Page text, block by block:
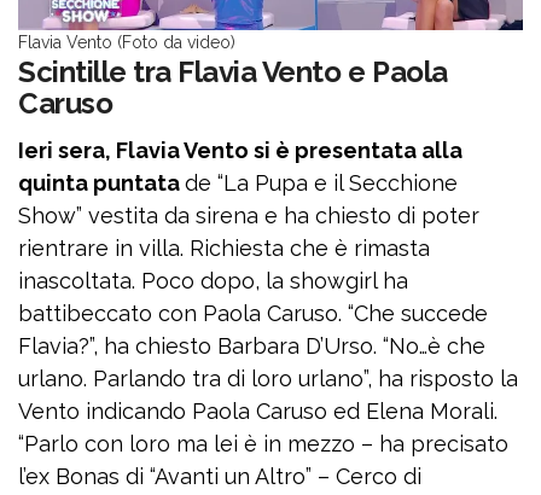
Flavia Vento (Foto da video)
Scintille tra Flavia Vento e Paola
Caruso
Ieri sera, Flavia Vento si è presentata alla
quinta puntatade “La Pupa e il Secchione
Show” vestita da sirena e ha chiesto di poter
rientrare in villa. Richiesta che è rimasta
inascoltata. Poco dopo, la showgirl ha
battibeccato con Paola Caruso. “Che succede
Flavia?”, ha chiesto Barbara D’Urso. “No…è che
urlano. Parlando tra di loro urlano”, ha risposto la
Vento indicando Paola Caruso ed Elena Morali.
“Parlo con loro ma lei è in mezzo – ha precisato
l’ex Bonas di “Avanti un Altro” – Cerco di